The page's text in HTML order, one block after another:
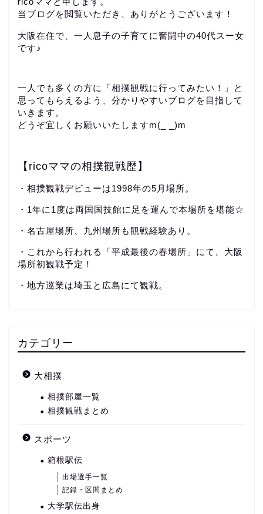
当ブログを閲覧いただき、ありがとうございます！
大阪在住で、一人息子の子育てに奮闘中の40代スー女
です♪
一人でも多くの方に「相撲観戦に行ってみたい！」と
思ってもらえるよう、分かりやすいブログを目指して
いきます。
どうぞ宜しくお願いいたしますm(_ _)m
【ricoママの相撲観戦歴】
・相撲観戦デビューは1998年の5月場所。
・1年に1度は両国国技館に足を運んで本場所を堪能☆
・名古屋場所、九州場所も観戦経験あり。
・これから行われる「平成最後の春場所」にて、大阪
場所初観戦予定！
・地方巡業は埼玉と広島にて観戦。
カテゴリー
大相撲
相撲部屋一覧
相撲観戦まとめ
スポーツ
箱根駅伝
出場選手一覧
記録・区間まとめ
大学駅伝出身